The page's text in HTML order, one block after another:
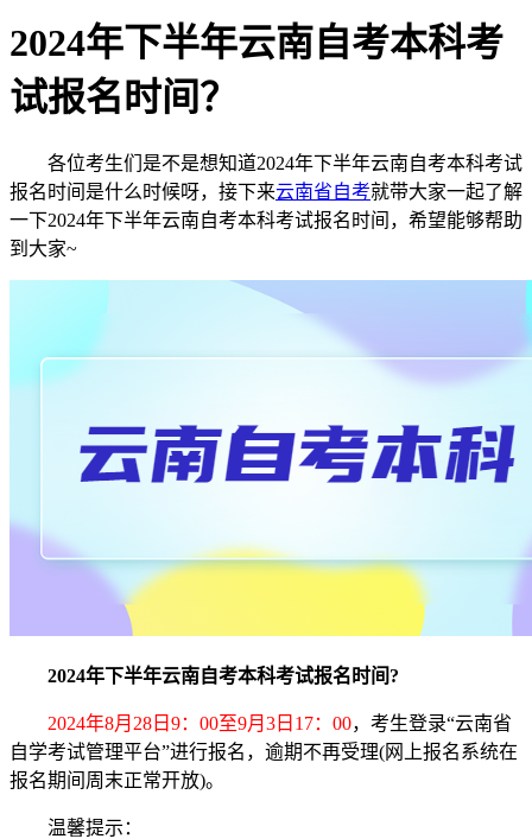
2024年下半年云南自考本科考
试报名时间？
各位考生们是不是想知道2024年下半年云南自考本科考试
报名时间是什么时候呀，接下来云南省自考就带大家一起了解
一下2024年下半年云南自考本科考试报名时间，希望能够帮助
到大家~
2024年下半年云南自考本科考试报名时间?
2024年8月28日9：00至9月3日17：00，考生登录“云南省
自学考试管理平台”进行报名，逾期不再受理(网上报名系统在
报名期间周末正常开放)。
温馨提示：